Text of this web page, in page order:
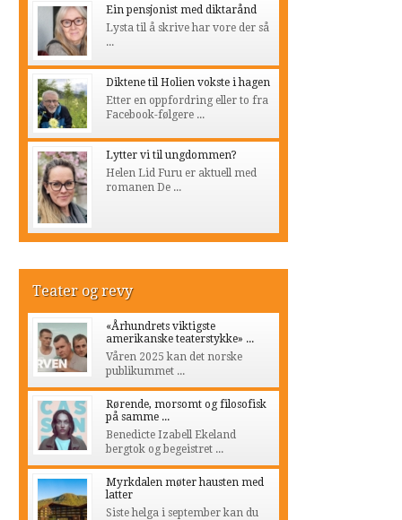
Ein pensjonist med diktarånd
Lysta til å skrive har vore der så
...
Diktene til Holien vokste i hagen
Etter en oppfordring eller to fra
Facebook-følgere ...
Lytter vi til ungdommen?
Helen Lid Furu er aktuell med
romanen De ...
Teater og revy
«Århundrets viktigste
amerikanske teaterstykke» ...
Våren 2025 kan det norske
publikummet ...
Rørende, morsomt og filosofisk
på samme ...
Benedicte Izabell Ekeland
bergtok og begeistret ...
Myrkdalen møter hausten med
latter
Siste helga i september kan du